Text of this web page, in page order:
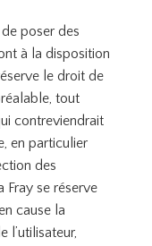
poser des
à la disposition
le droit de
tout
contreviendrait
en particulier
des
Fray se réserve
cause la
l’utilisateur,